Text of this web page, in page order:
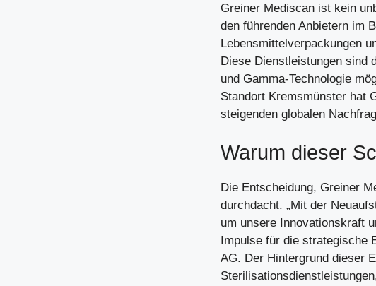
Greiner Mediscan ist kein
den führenden Anbietern im
Lebensmittelverpackungen
Diese Dienstleistungen sind
und Gamma-Technologie
Standort Kremsmünster hat
steigenden globalen
Warum dieser
Die Entscheidung, Greiner
durchdacht. „Mit der
um unsere Innovationskraft
Impulse für die strategische
AG. Der Hintergrund dieser